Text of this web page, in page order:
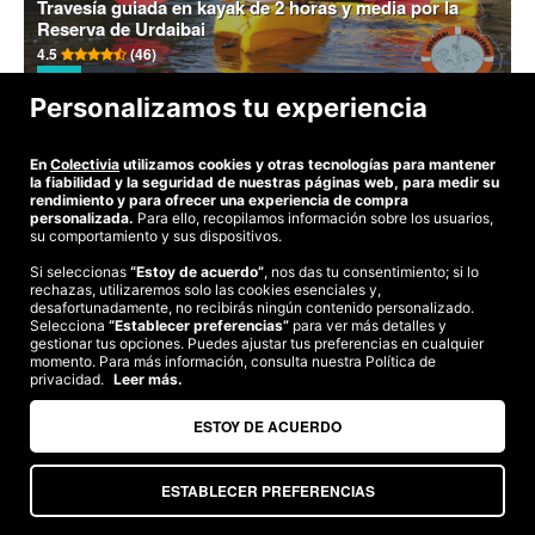
Travesía guiada en kayak de 2 horas y media por la
Reserva de Urdaibai
4.5 (46)
©2026 Colectivia
Términos y condiciones |Política de privacidad|Política de cookies
Estudio turismo de verano 2020
Compra segura
Te garantizamos el pago en todas tus compras
Somos agencia de viajes. CIE: 2313
Personalizamos tu experiencia
En Colectivia utilizamos cookies y otras tecnologías para mantener
la fiabilidad y la seguridad de nuestras páginas web, para medir su
rendimiento y para ofrecer una experiencia de compra
personalizada. Para ello, recopilamos información sobre los usuarios,
su comportamiento y sus dispositivos.
Si seleccionas “Estoy de acuerdo”, nos das tu consentimiento; si lo
rechazas, utilizaremos solo las cookies esenciales y,
desafortunadamente, no recibirás ningún contenido personalizado.
Selecciona “Establecer preferencias” para ver más detalles y
gestionar tus opciones. Puedes ajustar tus preferencias en cualquier
momento. Para más información, consulta nuestra Política de
privacidad. Leer más.
ESTABLECER PREFERENCIAS
ESTOY DE ACUERDO